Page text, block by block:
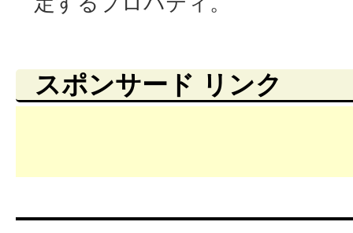
スポンサード リンク